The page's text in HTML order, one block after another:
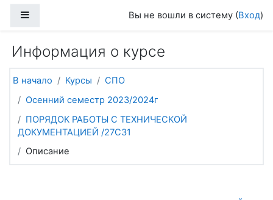
Вы не вошли в систему (Вход)
Информация о курсе
В начало Курсы
СПО
Осенний семестр 2023/2024г
ПОРЯДОК РАБОТЫ С ТЕХНИЧЕСКОЙ
ДОКУМЕНТАЦИЕЙ /27С31
Описание